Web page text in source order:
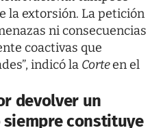
la extorsión. La petición
ni consecuencias
coactivas que
indicó la Corteen el
devolver un
constituye